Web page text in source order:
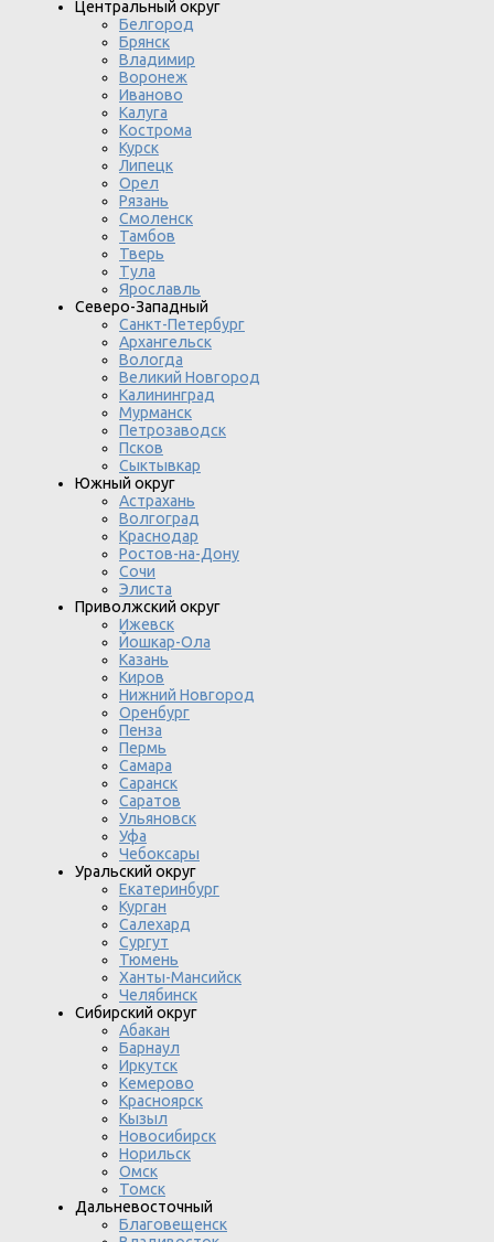
Центральный округ
Белгород
Брянск
Владимир
Воронеж
Иваново
Калуга
Кострома
Курск
Липецк
Орел
Рязань
Смоленск
Тамбов
Тверь
Тула
Ярославль
Северо-Западный
Санкт-Петербург
Архангельск
Вологда
Великий Новгород
Калининград
Мурманск
Петрозаводск
Псков
Сыктывкар
Южный округ
Астрахань
Волгоград
Краснодар
Ростов-на-Дону
Сочи
Элиста
Приволжский округ
Ижевск
Йошкар-Ола
Казань
Киров
Нижний Новгород
Оренбург
Пенза
Пермь
Самара
Саранск
Саратов
Ульяновск
Уфа
Чебоксары
Уральский округ
Екатеринбург
Курган
Салехард
Сургут
Тюмень
Ханты-Мансийск
Челябинск
Сибирский округ
Абакан
Барнаул
Иркутск
Кемерово
Красноярск
Кызыл
Новосибирск
Норильск
Омск
Томск
Дальневосточный
Благовещенск